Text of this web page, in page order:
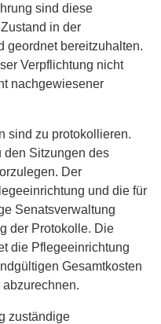
sind diese
in der
geordnet bereitzuhalten.
Verpflichtung nicht
nachgewiesener
sind zu protokollieren.
den Sitzungen des
Der
und die für
Senatsverwaltung
der Protokolle. Die
die Pflegeeinrichtung
Gesamtkosten
zuständige